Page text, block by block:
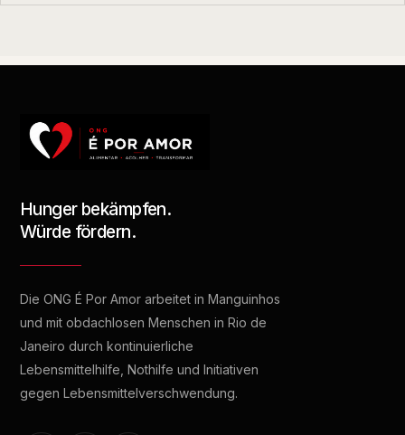
Hunger bekämpfen.
Würde fördern.
Die ONG É Por Amor arbeitet in Manguinhos
und mit obdachlosen Menschen in Rio de
Janeiro durch kontinuierliche
Lebensmittelhilfe, Nothilfe und Initiativen
gegen Lebensmittelverschwendung.